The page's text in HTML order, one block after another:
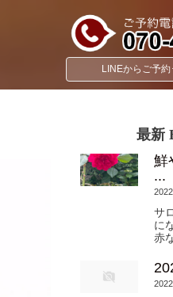
LINEからご予
最新
鮮
...
サ
に
赤